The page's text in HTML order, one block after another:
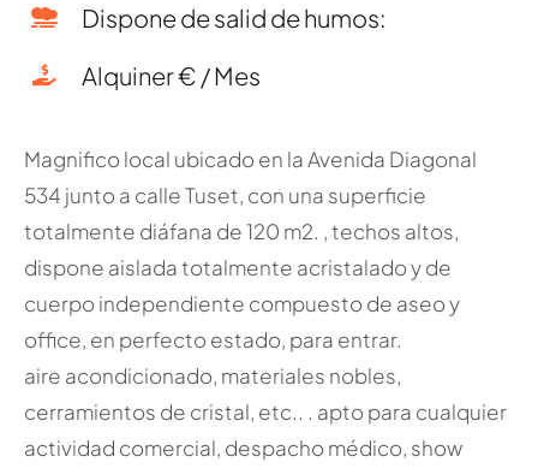
Dispone de salid de humos:
Alquiner € / Mes
Magnifico local ubicado en la Avenida Diagonal
534 junto a calle Tuset, con una superficie
totalmente diáfana de 120 m2. , techos altos,
dispone aislada totalmente acristalado y de
cuerpo independiente compuesto de aseo y
office, en perfecto estado, para entrar.
aire acondicionado, materiales nobles,
cerramientos de cristal, etc.. . apto para cualquier
actividad comercial, despacho médico, show